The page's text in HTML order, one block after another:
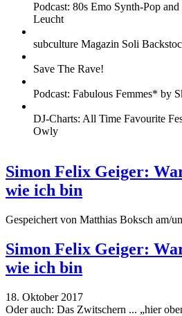
Podcast: 80s Emo Synth-Pop
Leucht
subculture Magazin Soli
Save The Rave!
Podcast: Fabulous Femmes* by
DJ-Charts: All Time Favourite
Owly
Simon Felix Geiger:
wie ich bin
Gespeichert von Matthias Boksch am/
Simon Felix Geiger:
wie ich bin
18. Oktober 2017
Oder auch: Das Zwitschern ... „hier